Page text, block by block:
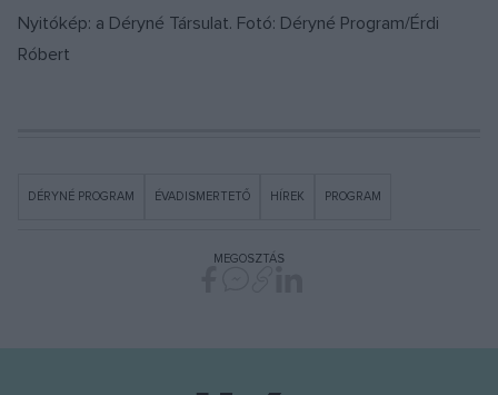
Nyitókép: a Déryné Társulat. Fotó: Déryné Program/Érdi
Róbert
DÉRYNÉ PROGRAM ÉVADISMERTETŐ HÍREK PROGRAM
MEGOSZTÁS